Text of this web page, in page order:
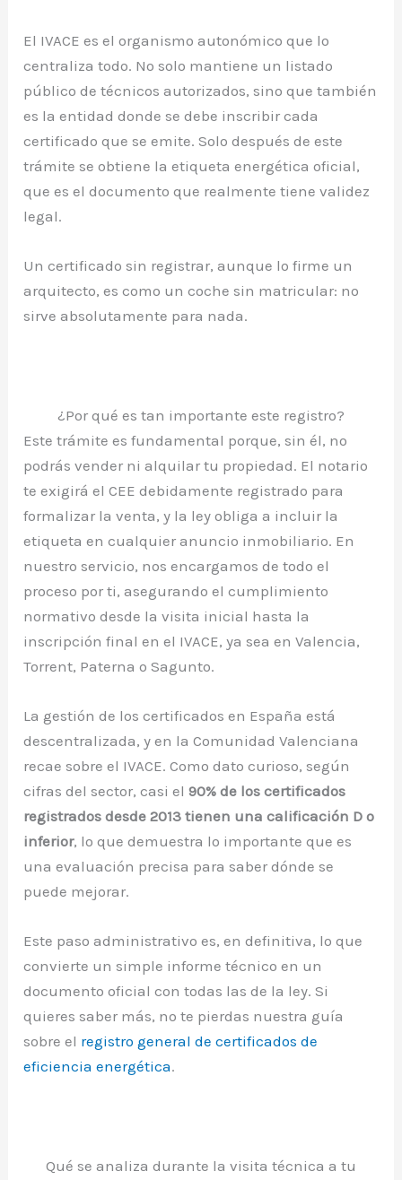
El IVACE es el organismo autonómico que lo
centraliza todo. No solo mantiene un listado
público de técnicos autorizados, sino que también
es la entidad donde se debe inscribir cada
certificado que se emite. Solo después de este
trámite se obtiene la etiqueta energética oficial,
que es el documento que realmente tiene validez
legal.
Un certificado sin registrar, aunque lo firme un
arquitecto, es como un coche sin matricular: no
sirve absolutamente para nada.
¿Por qué es tan importante este registro?
Este trámite es fundamental porque, sin él, no
podrás vender ni alquilar tu propiedad. El notario
te exigirá el CEE debidamente registrado para
formalizar la venta, y la ley obliga a incluir la
etiqueta en cualquier anuncio inmobiliario. En
nuestro servicio, nos encargamos de todo el
proceso por ti, asegurando el cumplimiento
normativo desde la visita inicial hasta la
inscripción final en el IVACE, ya sea en Valencia,
Torrent, Paterna o Sagunto.
La gestión de los certificados en España está
descentralizada, y en la Comunidad Valenciana
recae sobre el IVACE. Como dato curioso, según
cifras del sector, casi el90% de los certificados
registrados desde 2013 tienen una calificación D o
inferior, lo que demuestra lo importante que es
una evaluación precisa para saber dónde se
puede mejorar.
Este paso administrativo es, en definitiva, lo que
convierte un simple informe técnico en un
documento oficial con todas las de la ley. Si
quieres saber más, no te pierdas nuestra guía
sobre el registro general de certificados de
eficiencia energética.
Qué se analiza durante la visita técnica a tu